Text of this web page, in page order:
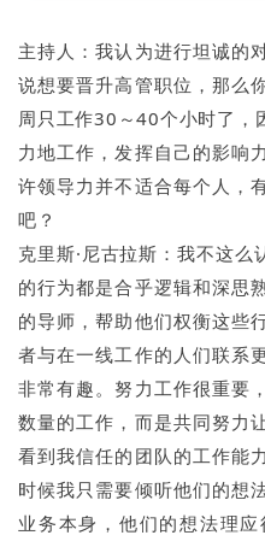
主持人：我认为进行坦诚的
说想要晋升高管职位，那么
周只工作30～40个小时了，
力地工作，发挥自己的影响
许领导力并不适合每个人，
吧？
克里斯·尼古拉斯：我不这
的行为都是合乎逻辑和深思
的导师，帮助他们权衡这些
者与在一线工作的人们联系
非常有趣。努力工作很重要
数量的工作，而是共同努力
看到我信任的团队的工作能
时候我只需要倾听他们的想
业务本身，他们的想法理